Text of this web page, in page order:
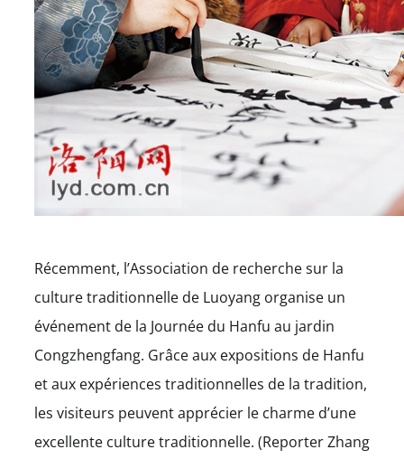
Récemment, l’Association de recherche sur la
culture traditionnelle de Luoyang organise un
événement de la Journée du Hanfu au jardin
Congzhengfang. Grâce aux expositions de Hanfu
et aux expériences traditionnelles de la tradition,
les visiteurs peuvent apprécier le charme d’une
excellente culture traditionnelle. (Reporter Zhang